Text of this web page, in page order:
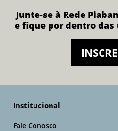
Junte-se à Rede
e fique por dentro
Institucional
Fale Conosco